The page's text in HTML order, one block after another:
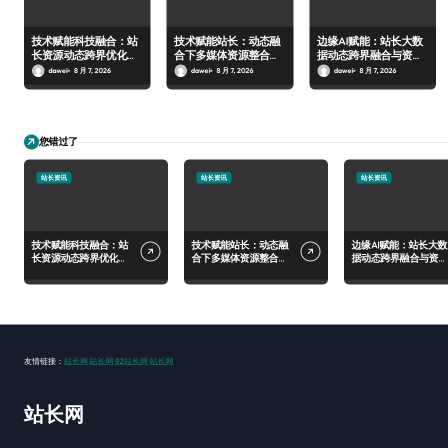
技术赋能科技融合：站
长资源动态跨界优化配
置新探
dawei 8 月 7, 2026
技术赋能站长：动态融
合下多媒体资源整合科
技实战攻略
dawei 8 月 7, 2026
边缘AI赋能：站长大数
据动态跨界融合与资源
整合新范式
dawei 8 月 7, 2026
您错过了
站长资讯
技术赋能科技融合：站
长资源动态跨界优化配
站长资讯
技术赋能站长：动态融
合下多媒体资源整合科
站长资讯
边缘AI赋能：站长大数
据动态跨界融合与资源
友情链接： 站长网 站长网 92站长网 站长网
站长网